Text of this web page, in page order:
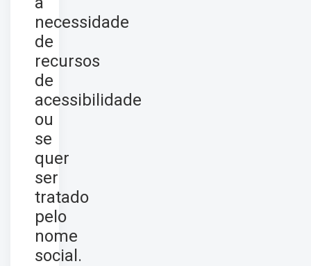
necessidade
de
recursos
de
acessibilidade
ou
se
quer
ser
tratado
pelo
nome
social.